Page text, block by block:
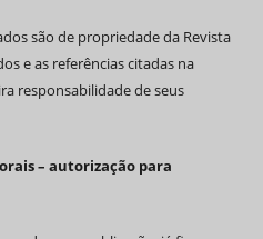
são de propriedade da Revista
e as referências citadas na
responsabilidade de seus
– autorização para